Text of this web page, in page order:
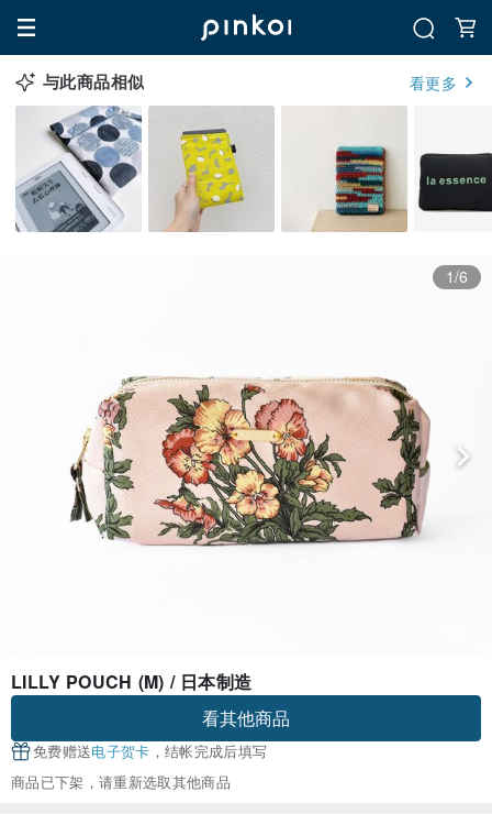
与此商品相似 看更多
1/6
LILLY POUCH (M) / 日本制造
看其他商品
免费赠送电子贺卡 ，结帐完成后填写
商品已下架，请重新选取其他商品